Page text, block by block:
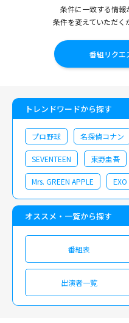
条件に一致する情報
条件を変えていただく
番組リクエ
トレンドワードから探す
プロ野球 名探偵コナン
SEVENTEEN 東野圭吾
Mrs. GREEN APPLE EXO
オススメ・一覧から探す
番組表
出演者一覧